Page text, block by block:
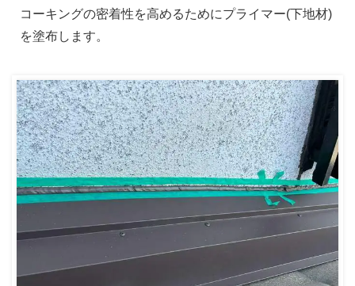
コーキングの密着性を高めるためにプライマー(下地材)
を塗布します。